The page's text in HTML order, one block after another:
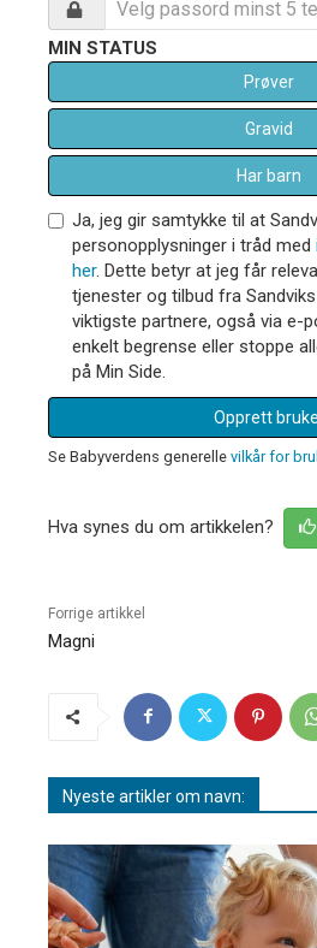
MIN STATUS
Prøver
Gravid
Har barn
Ja, jeg gir samtykke til at
personopplysninger i tråd med
her. Dette betyr at jeg får
tjenester og tilbud fra
viktigste partnere, også via e-
enkelt begrense eller stoppe
på Min Side.
Opprett
Se Babyverdens generelle vilkår for
Hva synes du om artikkelen?
Forrige artikkel
Magni
Nyeste artikler om navn: